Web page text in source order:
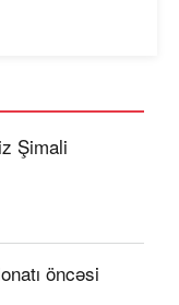
Şimali
öncəsi